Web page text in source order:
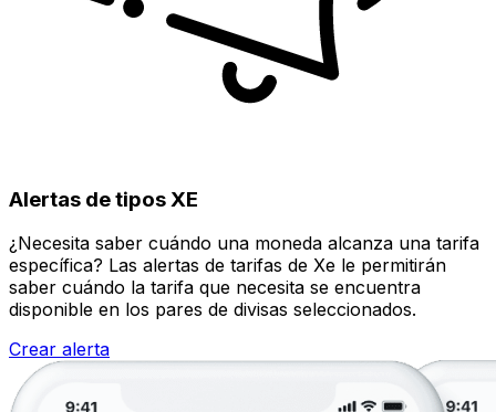
Alertas de tipos XE
¿Necesita saber cuándo una moneda alcanza una tarifa
específica? Las alertas de tarifas de Xe le permitirán
saber cuándo la tarifa que necesita se encuentra
disponible en los pares de divisas seleccionados.
Crear alerta